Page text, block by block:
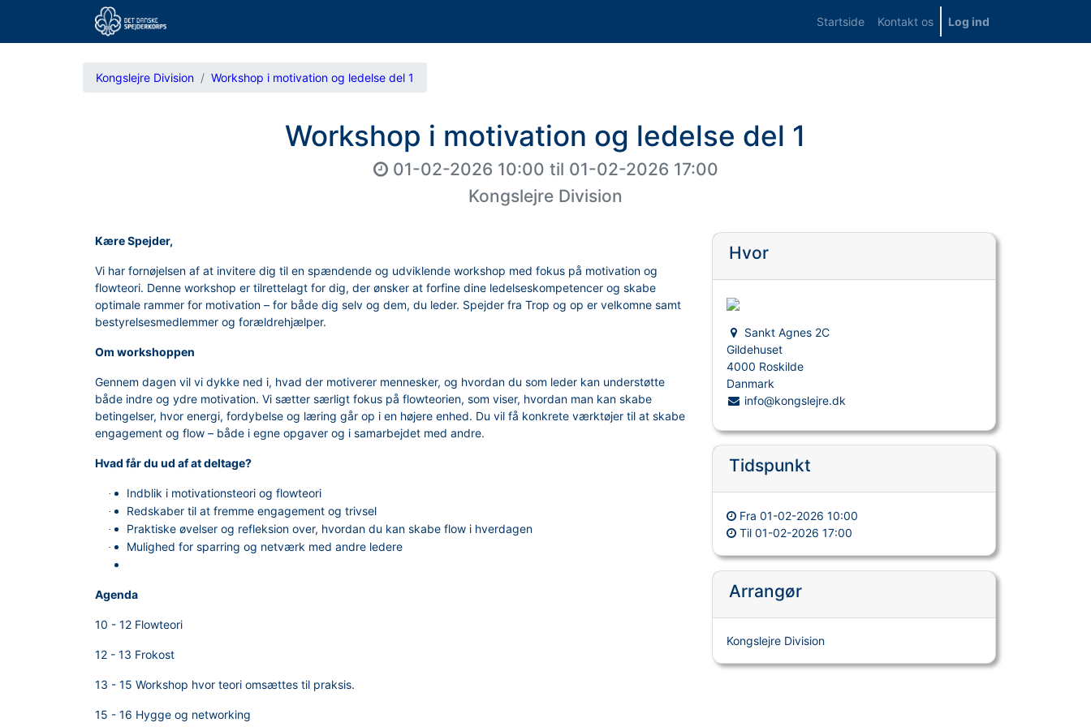
Startside Kontakt os Log ind
Kongslejre Division Workshop i motivation og ledelse del 1
Workshop i motivation og ledelse del 1
01-02-2026 10:00 til 01-02-2026 17:00
Kongslejre Division
Kære Spejder,
Vi har fornøjelsen af at invitere dig til en spændende og udviklende workshop med fokus på motivation og
flowteori. Denne workshop er tilrettelagt for dig, der ønsker at forfine dine ledelseskompetencer og skabe
optimale rammer for motivation – for både dig selv og dem, du leder. Spejder fra Trop og op er velkomne samt
bestyrelsesmedlemmer og forældrehjælper.
Om workshoppen
Gennem dagen vil vi dykke ned i, hvad der motiverer mennesker, og hvordan du som leder kan understøtte
både indre og ydre motivation. Vi sætter særligt fokus på flowteorien, som viser, hvordan man kan skabe
betingelser, hvor energi, fordybelse og læring går op i en højere enhed. Du vil få konkrete værktøjer til at skabe
engagement og flow – både i egne opgaver og i samarbejdet med andre.
Hvad får du ud af at deltage?
· Indblik i motivationsteori og flowteori
· Redskaber til at fremme engagement og trivsel
· Praktiske øvelser og refleksion over, hvordan du kan skabe flow i hverdagen
· Mulighed for sparring og netværk med andre ledere
Agenda
10 - 12 Flowteori
12 - 13 Frokost
13 - 15 Workshop hvor teori omsættes til praksis.
15 - 16 Hygge og networking
Hvor
Sankt Agnes 2C
Gildehuset
4000 Roskilde
Danmark
info@kongslejre.dk
Tidspunkt
Fra01-02-2026 10:00
Til01-02-2026 17:00
Arrangør
Kongslejre Division